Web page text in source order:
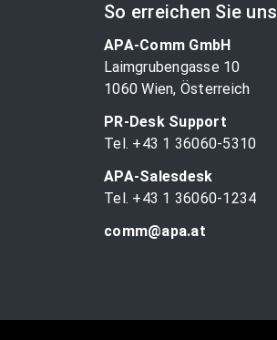
So erreichen Sie uns
APA-Comm GmbH
Laimgrubengasse 10
1060 Wien, Österreich
PR-Desk Support
Tel. +43 1 36060-5310
APA-Salesdesk
Tel. +43 1 36060-1234
comm@apa.at